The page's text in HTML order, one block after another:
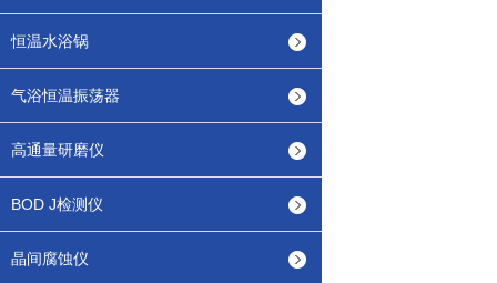
恒温水浴锅
气浴恒温振荡器
高通量研磨仪
BOD J检测仪
晶间腐蚀仪